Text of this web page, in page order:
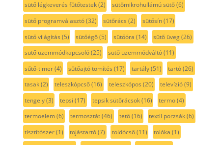
sütő légkeverés fűtőtestek(2) sütőmikrohullámú sütő(6)
sütő programválasztó(32) sütőrács (2) sütősín(17)
sütő világítás (5) sütőégő(5) sütőóra (14) sütő üveg(26)
sütő üzemmódkapcsoló(25) sütő üzemmódváltó(11)
sűtő-timer(4) sűtőajtó tömítés (17) tartály(51) tartó(26)
tasak(2) teleszkópcső(16) teleszkópos (20) televízió(9)
tengely(3) tepsi (17) tepsik sütőrácsok(16) termo(4)
termoelem(6) termosztát(46) tető(16) textil porzsák(6)
tisztítószer(1) tojástartó(7) toldócső(11) tolóka (1)